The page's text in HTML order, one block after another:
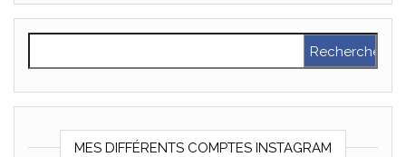
MES DIFFÉRENTS COMPTES INSTAGRAM